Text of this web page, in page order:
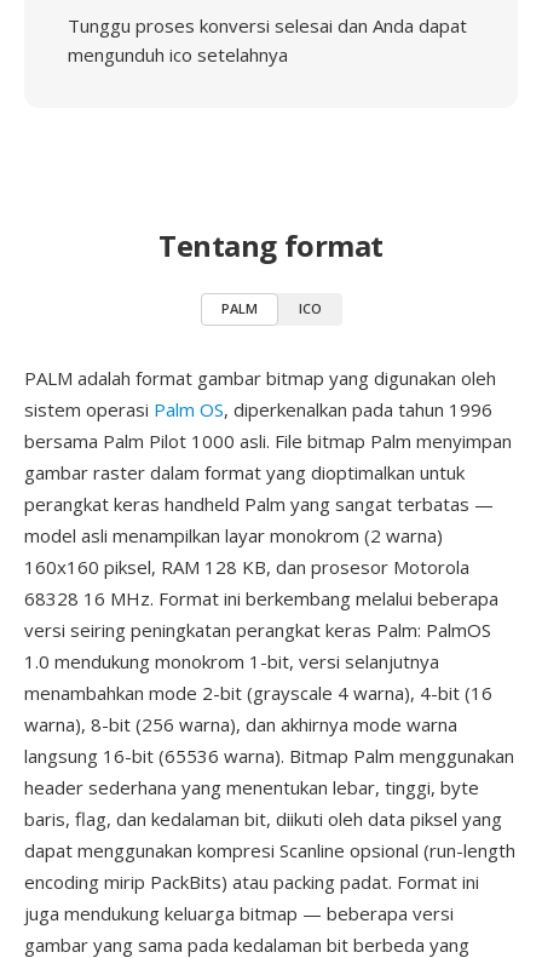
Tunggu proses konversi selesai dan Anda dapat
mengunduh ico setelahnya
Tentang format
PALM ICO
PALM adalah format gambar bitmap yang digunakan oleh
sistem operasi Palm OS, diperkenalkan pada tahun 1996
bersama Palm Pilot 1000 asli. File bitmap Palm menyimpan
gambar raster dalam format yang dioptimalkan untuk
perangkat keras handheld Palm yang sangat terbatas —
model asli menampilkan layar monokrom (2 warna)
160x160 piksel, RAM 128 KB, dan prosesor Motorola
68328 16 MHz. Format ini berkembang melalui beberapa
versi seiring peningkatan perangkat keras Palm: PalmOS
1.0 mendukung monokrom 1-bit, versi selanjutnya
menambahkan mode 2-bit (grayscale 4 warna), 4-bit (16
warna), 8-bit (256 warna), dan akhirnya mode warna
langsung 16-bit (65536 warna). Bitmap Palm menggunakan
header sederhana yang menentukan lebar, tinggi, byte
baris, flag, dan kedalaman bit, diikuti oleh data piksel yang
dapat menggunakan kompresi Scanline opsional (run-length
encoding mirip PackBits) atau packing padat. Format ini
juga mendukung keluarga bitmap — beberapa versi
gambar yang sama pada kedalaman bit berbeda yang